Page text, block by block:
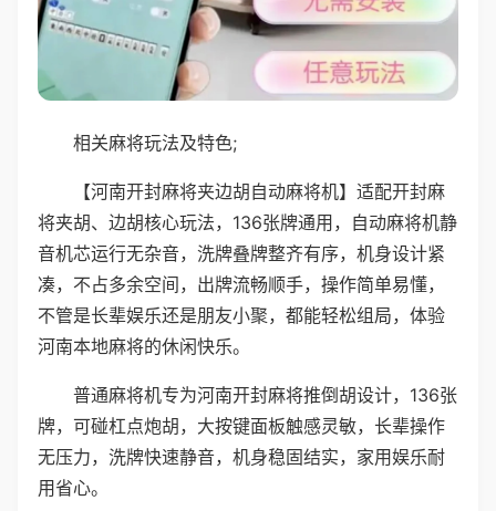
相关麻将玩法及特色;
【河南开封麻将夹边胡自动麻将机】适配开封麻
将夹胡、边胡核心玩法，136张牌通用，自动麻将机静
音机芯运行无杂音，洗牌叠牌整齐有序，机身设计紧
凑，不占多余空间，出牌流畅顺手，操作简单易懂，
不管是长辈娱乐还是朋友小聚，都能轻松组局，体验
河南本地麻将的休闲快乐。
普通麻将机专为河南开封麻将推倒胡设计，136张
牌，可碰杠点炮胡，大按键面板触感灵敏，长辈操作
无压力，洗牌快速静音，机身稳固结实，家用娱乐耐
用省心。